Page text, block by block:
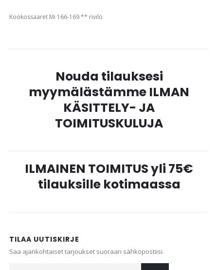
Kookossaaret Mi 166-169 ** rivilö
Nouda tilauksesi
myymälästämme ILMAN
KÄSITTELY- JA
TOIMITUSKULUJA
ILMAINEN TOIMITUS yli 75€
tilauksille kotimaassa
TILAA UUTISKIRJE
Saa ajankohtaiset tarjoukset suoraan sähköpostiisi.